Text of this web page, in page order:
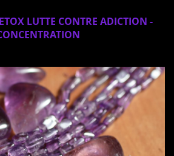
LUTTE CONTRE ADICTION -